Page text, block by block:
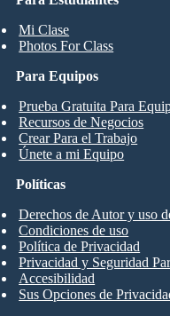
Mi Clase
Photos For Class
Para Equipos
Prueba Gratuita Para
Recursos de Negocios
Crear Para el Trabajo
Únete a mi Equipo
Políticas
Derechos de Autor y uso
Condiciones de uso
Política de Privacidad
Privacidad y Seguridad
Accesibilidad
Sus Opciones de